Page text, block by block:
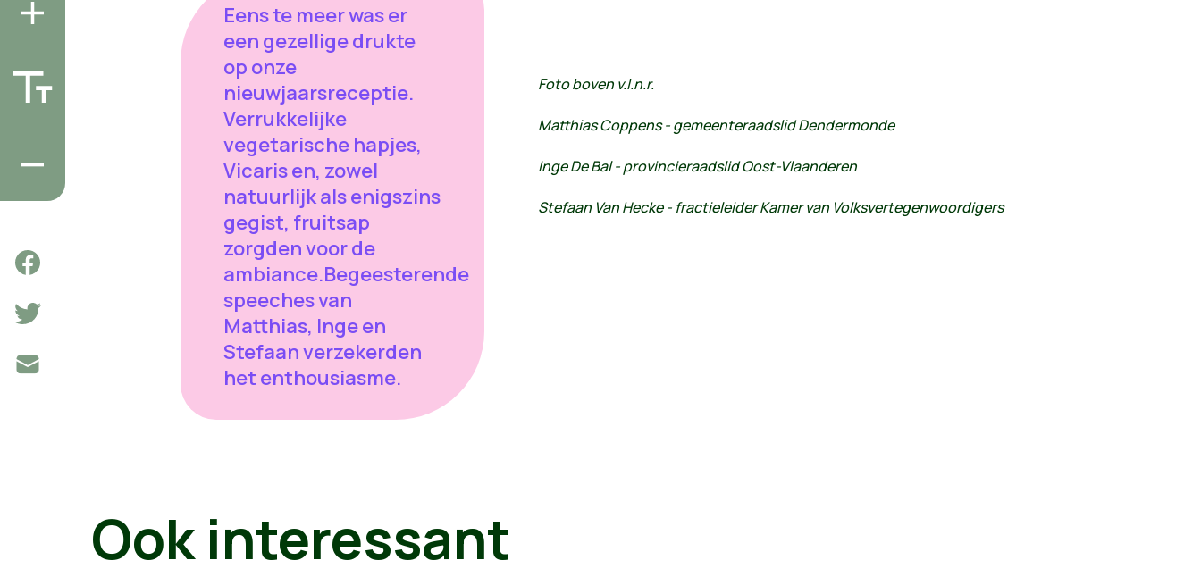
Eens te meer was er
een gezellige drukte
op onze
nieuwjaarsreceptie.
Verrukkelijke
vegetarische hapjes,
Vicaris en, zowel
natuurlijk als enigszins
gegist, fruitsap
zorgden voor de
ambiance.Begeesterende
speeches van
Matthias, Inge en
Stefaan verzekerden
het enthousiasme.
Foto boven v.l.n.r.
Matthias Coppens - gemeenteraadslid Dendermonde
Inge De Bal - provincieraadslid Oost-Vlaanderen
Stefaan Van Hecke - fractieleider Kamer van Volksvertegenwoordigers
Ook interessant